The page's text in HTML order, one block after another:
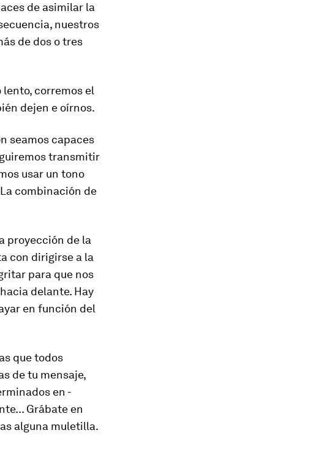
de asimilar la
nuestros
de dos o tres
corremos el
dejen e oírnos.
seamos capaces
transmitir
usar un tono
combinación de
proyección de la
con dirigirse a la
para que nos
delante. Hay
en función del
que todos
de tu mensaje,
en -
... Grábate en
alguna muletilla.